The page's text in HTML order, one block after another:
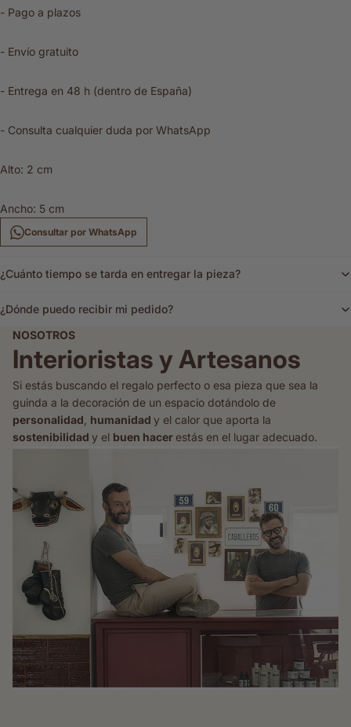
- Pago a plazos
- Envío gratuito
- Entrega en 48 h (dentro de España)
- Consulta cualquier duda por WhatsApp
Alto: 2 cm
Ancho: 5 cm
Consultar por WhatsApp
¿Cuánto tiempo se tarda en entregar la pieza?
¿Dónde puedo recibir mi pedido?
NOSOTROS
Interioristas y Artesanos
Si estás buscando el regalo perfecto o esa pieza que sea la
guinda a la decoración de un espacio dotándolo de
personalidad humanidad y el calor que aporta la
sostenibilidad y el buen hacer estás en el lugar adecuado.